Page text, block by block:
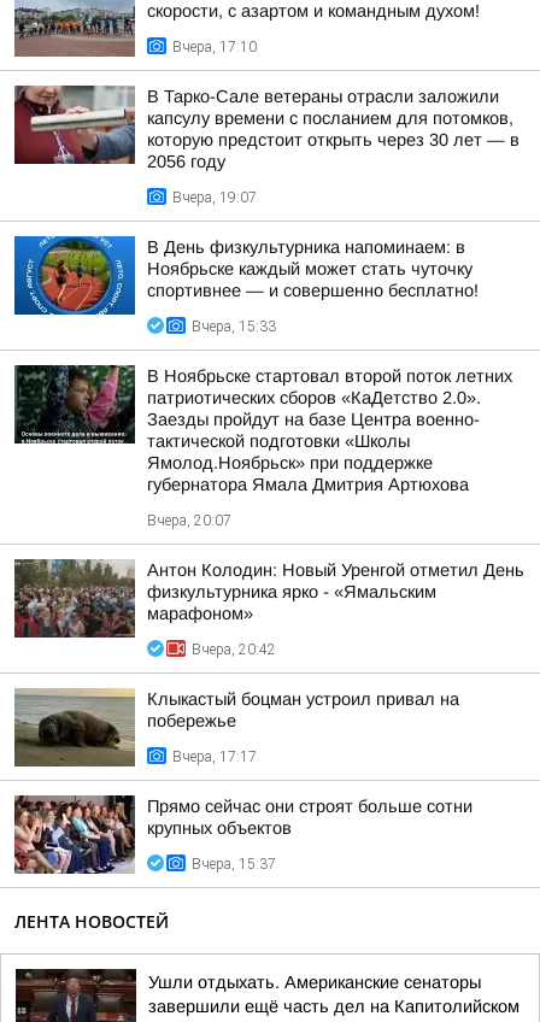
скорости, с азартом и командным духом!
Вчера, 17:10
В Тарко-Сале ветераны отрасли заложили
капсулу времени с посланием для потомков,
которую предстоит открыть через 30 лет — в
2056 году
Вчера, 19:07
В День физкультурника напоминаем: в
Ноябрьске каждый может стать чуточку
спортивнее — и совершенно бесплатно!
Вчера, 15:33
В Ноябрьске стартовал второй поток летних
патриотических сборов «КаДетство 2.0».
Заезды пройдут на базе Центра военно-
тактической подготовки «Школы
Ямолод.Ноябрьск» при поддержке
губернатора Ямала Дмитрия Артюхова
Вчера, 20:07
Антон Колодин: Новый Уренгой отметил День
физкультурника ярко - «Ямальским
марафоном»
Вчера, 20:42
Клыкастый боцман устроил привал на
побережье
Вчера, 17:17
Прямо сейчас они строят больше сотни
крупных объектов
Вчера, 15:37
ЛЕНТА НОВОСТЕЙ
Ушли отдыхать. Американские сенаторы
завершили ещё часть дел на Капитолийском